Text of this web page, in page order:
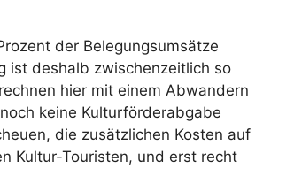
der Belegungsumsätze
ist deshalb zwischenzeitlich so
hier mit einem Abwandern
keine Kulturförderabgabe
die zusätzlichen Kosten auf
Kultur-Touristen, und erst recht